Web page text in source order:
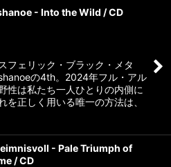
- Into the Wild / CD
フェリック・ブラック・メタ
の4th。2024年フル・アル
性は私たち一人ひとりの内側に
を正しく用いる唯一の方法は、
- Pale Triumph of
/ CD